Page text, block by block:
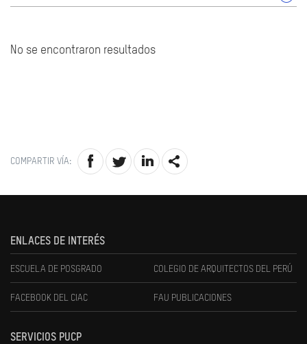
No se encontraron resultados
COMPARTIR VÍA:
ENLACES DE INTERÉS
ESCUELA DE POSGRADO COLEGIO DE ARQUITECTOS DEL PERÚ
FACEBOOK DEL CIAC FAU PUBLICACIONES
SERVICIOS PUCP